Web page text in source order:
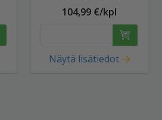
104,99 €/kpl
Näytä lisätiedot